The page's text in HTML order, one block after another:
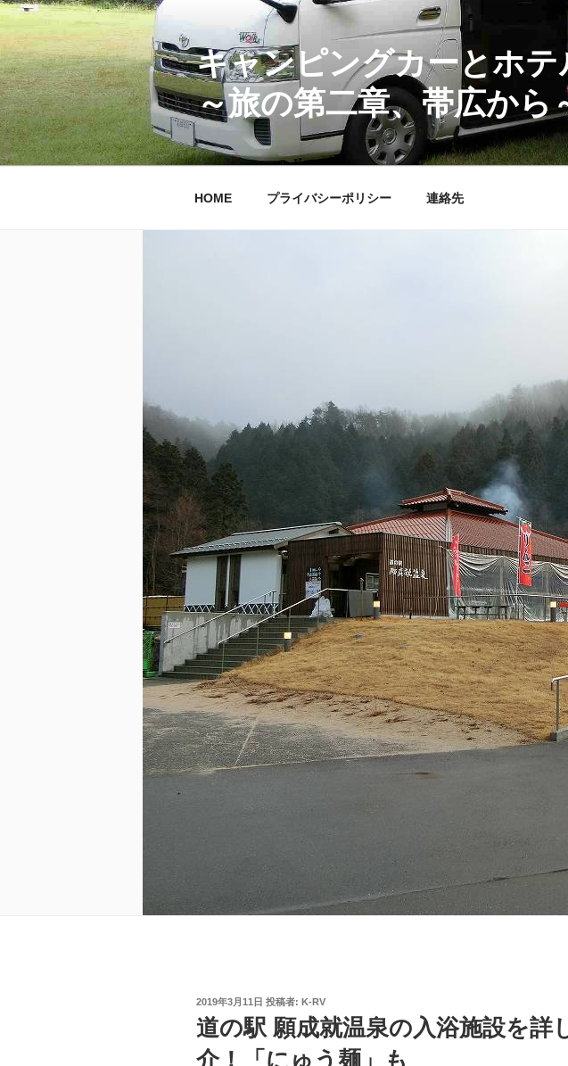
コ
テ
ン
ツ
へ
ス
キ
キャンピングカーとホ
～旅の第二章、帯広から
HOME プライバシーポリシー 連絡先
投
稿
日:
2019年3月11日 投稿者: K-RV
道の駅 願成就温泉の入浴施設を詳
介！「にゅう麺」も